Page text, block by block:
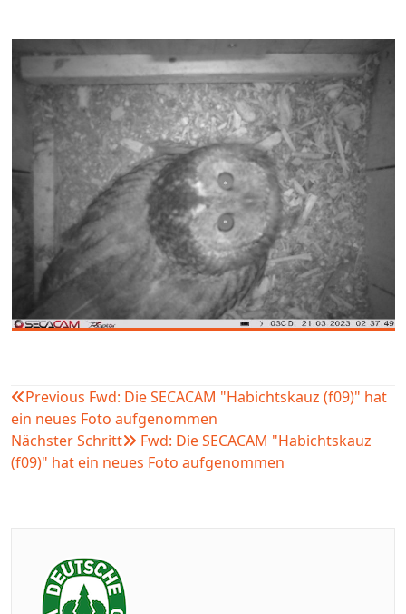
Beitragsnavigation
Previous Fwd: Die SECACAM "Habichtskauz (f09)" hat
ein neues Foto aufgenommen
Nächster Schritt
Fwd: Die SECACAM "Habichtskauz
(f09)" hat ein neues Foto aufgenommen